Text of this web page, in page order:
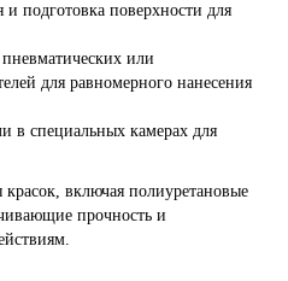
и подготовка поверхности для
или
для равномерного нанесения
в специальных камерах для
включая полиуретановые
прочность и